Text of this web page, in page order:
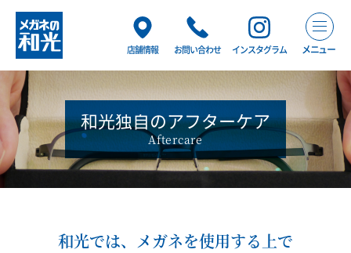
店舗情報 お問い合わせ インスタグラム メニュー
和光独自のアフターケア
Aftercare
和光では、メガネを使用する上で